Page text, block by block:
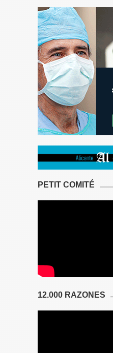
PETIT COMITÉ
12.000 RAZONES